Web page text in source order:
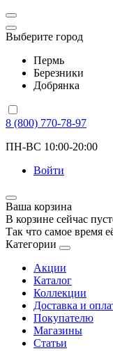
Выберите город
Пермь
Березники
Добрянка
8 (800) 770-78-97
ПН-ВС 10:00-20:00
Войти
Ваша корзина
В корзине сейчас
Так что самое время
Категории
Акции
Каталог
Коллекции
Доставка и
Покупателю
Магазины
Статьи